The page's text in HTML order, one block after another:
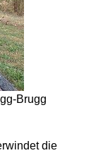
Brugg
die